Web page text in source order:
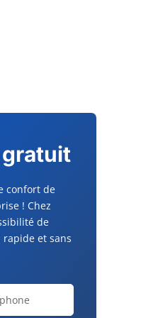
gratuit
confort de
! Chez
de
et sans